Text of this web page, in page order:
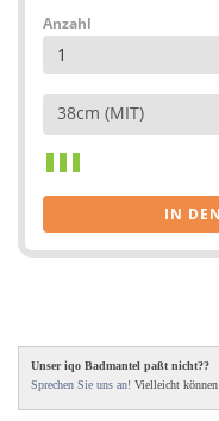
Anzahl
1
38cm (MIT)
IN
Unser iqo Badmantel paßt nicht??
Sprechen Sie uns an! Vielleicht